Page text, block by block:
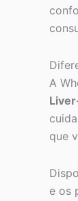
A
que
e os